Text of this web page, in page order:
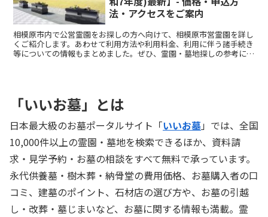
法・アクセスをご案内
相模原市内で公営霊園をお探しの方へ向けて、相模原市営霊園を詳し
くご紹介します。あわせて利用方法や利用料金、利用に伴う諸手続き
等についての情報もまとめました。ぜひ、霊園・墓地探しの参考にし
「いいお墓」とは
日本最大級のお墓ポータルサイト「いいお墓」では、全国
10,000件以上の霊園・墓地を検索できるほか、資料請
求・見学予約・お墓の相談をすべて無料で承っています。
永代供養墓・樹木葬・納骨堂の費用価格、お墓購入者の口
コミ、建墓のポイント、石材店の選び方や、お墓の引越
し・改葬・墓じまいなど、お墓に関する情報も満載。霊